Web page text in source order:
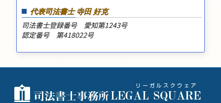
代表司法書士 寺田 好克
司法書士登録番号 愛知第1243号
認定番号 第418022号